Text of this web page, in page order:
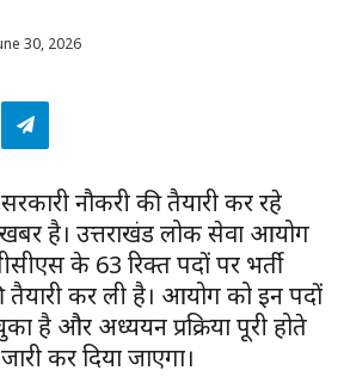
30, 2026
Telegram
नौकरी की तैयारी कर रहे
है। उत्तराखंड लोक सेवा आयोग
के 63 रिक्त पदों पर भर्ती
तैयारी कर ली है। आयोग को इन पदों
चुका है और अध्ययन प्रक्रिया पूरी होते
कर दिया जाएगा।